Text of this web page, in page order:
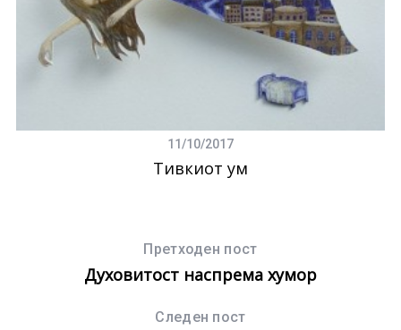
11/10/2017
Тивкиот ум
Претходен пост
Духовитост наспрема хумор
Следен пост